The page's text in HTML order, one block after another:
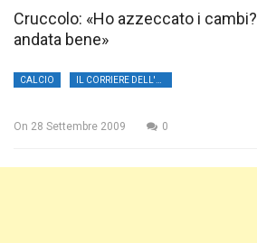
Cruccolo: «Ho azzeccato i
andata bene»
CALCIO
On 28 Settembre 2009 0